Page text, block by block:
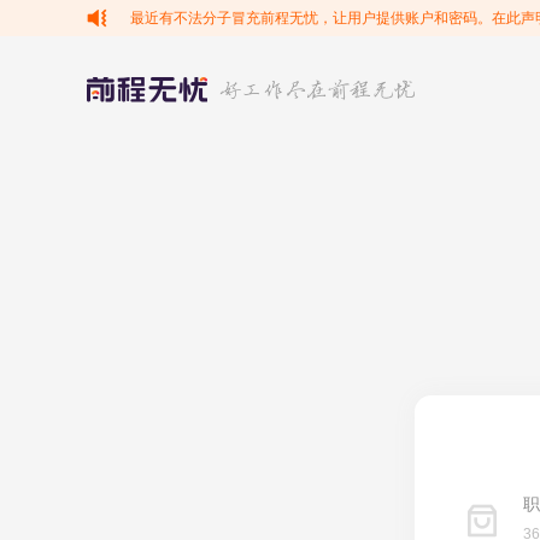
最近有不法分子冒充前程无忧，让用户提供账户和密码。在此